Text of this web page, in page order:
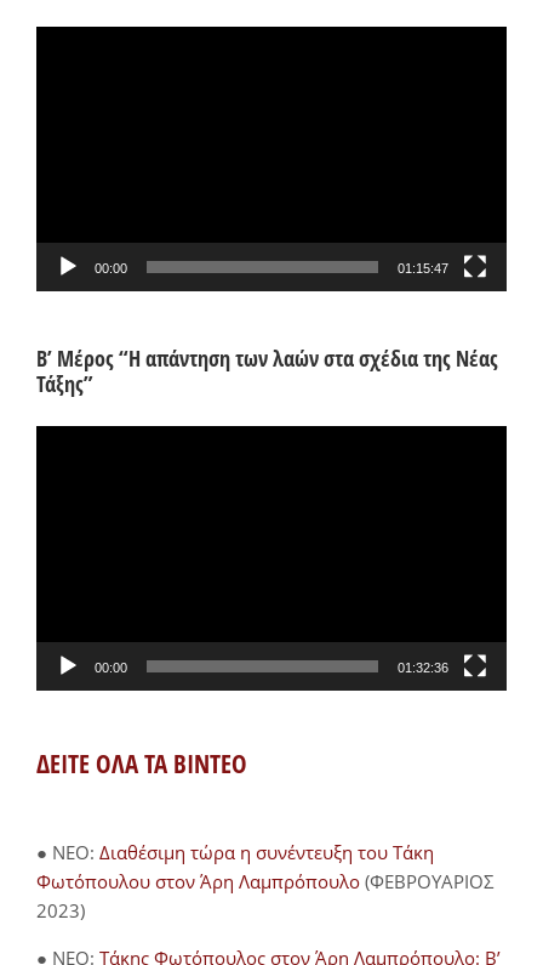
00:00 01:15:47
Β’ Μέρος “Η απάντηση των λαών στα σχέδια της Νέας
Τάξης”
00:00 01:32:36
ΔΕΙΤΕ ΟΛΑ ΤΑ ΒΙΝΤΕΟ
● NEO: Διαθέσιμη τώρα η συνέντευξη του Τάκη
Φωτόπουλου στον Άρη Λαμπρόπουλο (ΦΕΒΡΟΥΑΡΙΟΣ
2023)
● NEO: Τάκης Φωτόπουλος στον Άρη Λαμπρόπουλο: Β’